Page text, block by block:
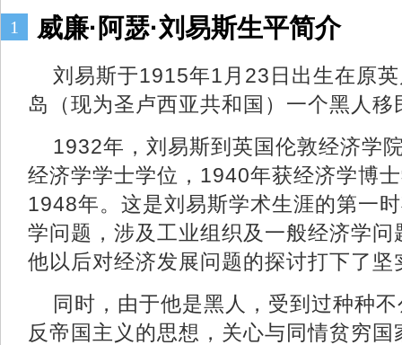
1 威廉·阿瑟·刘易斯生平简介
刘易斯于1915年1月23日出生在原
岛（现为圣卢西亚共和国）一个黑
1932年，刘易斯到英国伦敦经济学
经济学学士学位，1940年获经济学博
1948年。这是刘易斯学术生涯的第一
学问题，涉及工业组织及一般经济学
他以后对经济发展问题的探讨打下
同时，由于他是黑人，受到过种种
反帝国主义的思想，关心与同情贫穷